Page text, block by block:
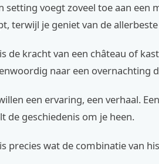
setting voegt zoveel toe aan een
terwijl je geniet van de
de kracht van een château of
naar een overnachting
een ervaring, een verhaal.
de geschiedenis om je heen.
precies wat de combinatie van